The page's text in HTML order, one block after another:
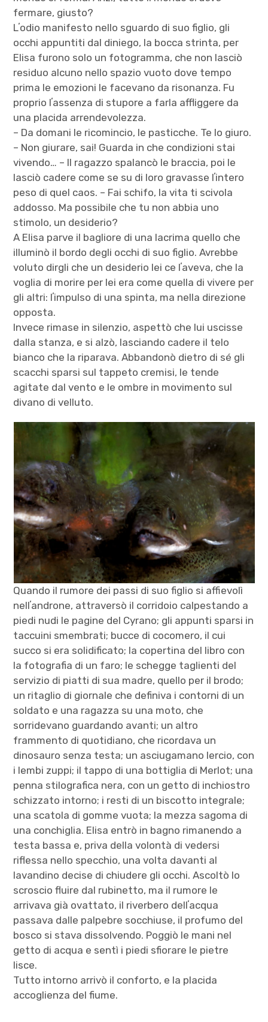
fermare, giusto?
Lʼodio manifesto nello sguardo di suo figlio, gli
occhi appuntiti dal diniego, la bocca strinta, per
Elisa furono solo un fotogramma, che non lasciò
residuo alcuno nello spazio vuoto dove tempo
prima le emozioni le facevano da risonanza. Fu
proprio lʼassenza di stupore a farla affliggere da
una placida arrendevolezza.
– Da domani le ricomincio, le pasticche. Te lo giuro.
– Non giurare, sai! Guarda in che condizioni stai
vivendo… – Il ragazzo spalancò le braccia, poi le
lasciò cadere come se su di loro gravasse lʼintero
peso di quel caos. – Fai schifo, la vita ti scivola
addosso. Ma possibile che tu non abbia uno
stimolo, un desiderio?
A Elisa parve il bagliore di una lacrima quello che
illuminò il bordo degli occhi di suo figlio. Avrebbe
voluto dirgli che un desiderio lei ce lʼaveva, che la
voglia di morire per lei era come quella di vivere per
gli altri: lʼimpulso di una spinta, ma nella direzione
opposta.
Invece rimase in silenzio, aspettò che lui uscisse
dalla stanza, e si alzò, lasciando cadere il telo
bianco che la riparava. Abbandonò dietro di sé gli
scacchi sparsi sul tappeto cremisi, le tende
agitate dal vento e le ombre in movimento sul
divano di velluto.
Quando il rumore dei passi di suo figlio si affievolì
nellʼandrone, attraversò il corridoio calpestando a
piedi nudi le pagine del Cyrano; gli appunti sparsi in
taccuini smembrati; bucce di cocomero, il cui
succo si era solidificato; la copertina del libro con
la fotografia di un faro; le schegge taglienti del
servizio di piatti di sua madre, quello per il brodo;
un ritaglio di giornale che definiva i contorni di un
soldato e una ragazza su una moto, che
sorridevano guardando avanti; un altro
frammento di quotidiano, che ricordava un
dinosauro senza testa; un asciugamano lercio, con
i lembi zuppi; il tappo di una bottiglia di Merlot; una
penna stilografica nera, con un getto di inchiostro
schizzato intorno; i resti di un biscotto integrale;
una scatola di gomme vuota; la mezza sagoma di
una conchiglia. Elisa entrò in bagno rimanendo a
testa bassa e, priva della volontà di vedersi
riflessa nello specchio, una volta davanti al
lavandino decise di chiudere gli occhi. Ascoltò lo
scroscio fluire dal rubinetto, ma il rumore le
arrivava già ovattato, il riverbero dellʼacqua
passava dalle palpebre socchiuse, il profumo del
bosco si stava dissolvendo. Poggiò le mani nel
getto di acqua e sentì i piedi sfiorare le pietre
lisce.
Tutto intorno arrivò il conforto, e la placida
accoglienza del fiume.